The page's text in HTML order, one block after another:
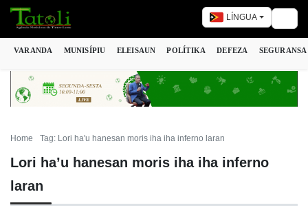
LÍNGUA
VARANDA MUNISÍPIU ELEISAUN POLÍTIKA DEFEZA SEGURANSA
Home Tag: Lori ha'u hanesan moris iha iha inferno laran
Lori ha’u hanesan moris iha iha inferno
laran